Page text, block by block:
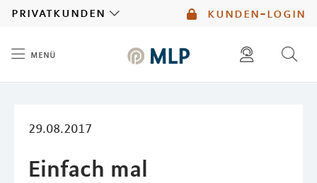
kunden-login
privatkunden
menü
29.08.2017
Einfach mal